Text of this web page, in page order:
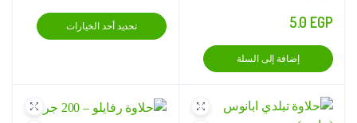
5.0 EGP
إضافة إلى السلة
السعر:
من
تحديد أحد الخيارات
هناك